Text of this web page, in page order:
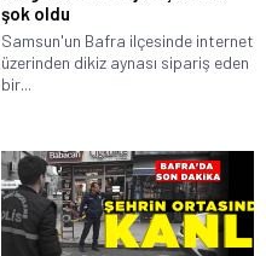
şok oldu
Samsun'un Bafra ilçesinde internet
üzerinden dikiz aynası sipariş eden
bir...